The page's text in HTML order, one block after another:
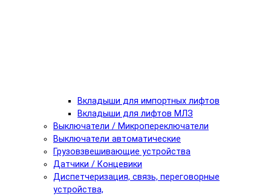
Вкладыши для импортных лифтов
Вкладыши для лифтов МЛЗ
Выключатели / Микропереключатели
Выключатели автоматические
Грузовзвешивающие устройства
Датчики / Концевики
Диспетчеризация, связь, переговорные
устройства,